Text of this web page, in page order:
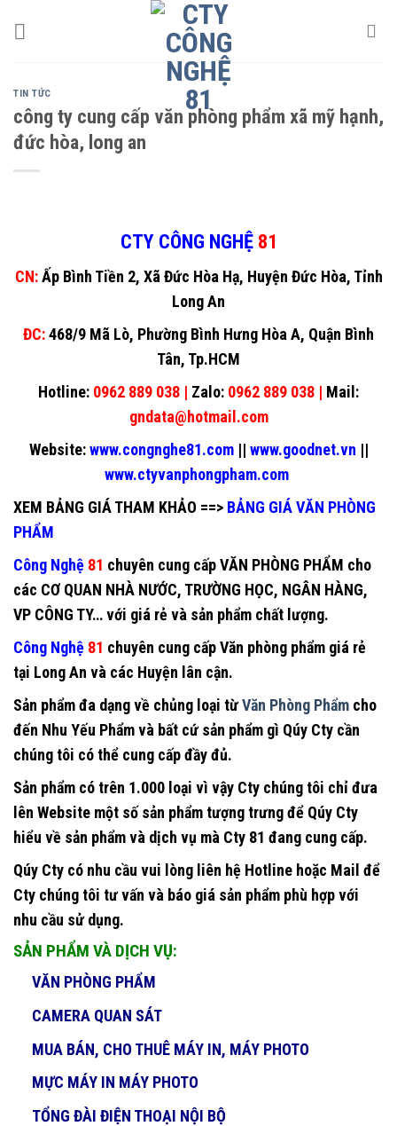
TIN TỨC
công ty cung cấp văn phòng phẩm xã mỹ hạnh,
đức hòa, long an
CTY CÔNG NGHỆ 81
CN: Ấp Bình Tiền 2, Xã Đức Hòa Hạ, Huyện Đức Hòa, Tỉnh
Long An
ĐC:468/9 Mã Lò, Phường Bình Hưng Hòa A, Quận Bình
Tân, Tp.HCM
Hotline: 0962 889 038 | Zalo: 0962 889 038 | Mail:
gndata@hotmail.com
Website:www.congnghe81.com || www.goodnet.vn ||
www.ctyvanphongpham.com
XEM BẢNG GIÁ THAM KHẢO ==> BẢNG GIÁ VĂN PHÒNG
PHẨM
Công Nghệ 81 chuyên cung cấpVĂN PHÒNG PHẨM cho
các CƠ QUAN NHÀ NƯỚC, TRƯỜNG HỌC, NGÂN HÀNG,
VP CÔNG TY… với giá rẻ và sản phẩm chất lượng.
Công Nghệ 81 chuyên cung cấpVăn phòng phẩm giá rẻ
tại Long An và các Huyện lân cận.
Sản phẩm đa dạng về chủng loại từVăn Phòng Phẩm cho
đến Nhu Yếu Phẩm và bất cứ sản phẩm gì Qúy Cty cần
chúng tôi có thể cung cấp đầy đủ.
Sản phẩm có trên 1.000 loại vì vậy Cty chúng tôi chỉ đưa
lên Website một số sản phẩm tượng trưng để Qúy Cty
hiểu về sản phẩm và dịch vụ mà Cty 81 đang cung cấp.
Qúy Cty có nhu cầu vui lòng liên hệ Hotline hoặc Mail để
Cty chúng tôi tư vấn và báo giá sản phẩm phù hợp với
nhu cầu sử dụng.
SẢN PHẨM VÀ DỊCH VỤ:
VĂN PHÒNG PHẨM
CAMERA QUAN SÁT
MUA BÁN, CHO THUÊ MÁY IN, MÁY PHOTO
MỰC MÁY IN MÁY PHOTO
TỔNG ĐÀI ĐIỆN THOẠI NỘI BỘ